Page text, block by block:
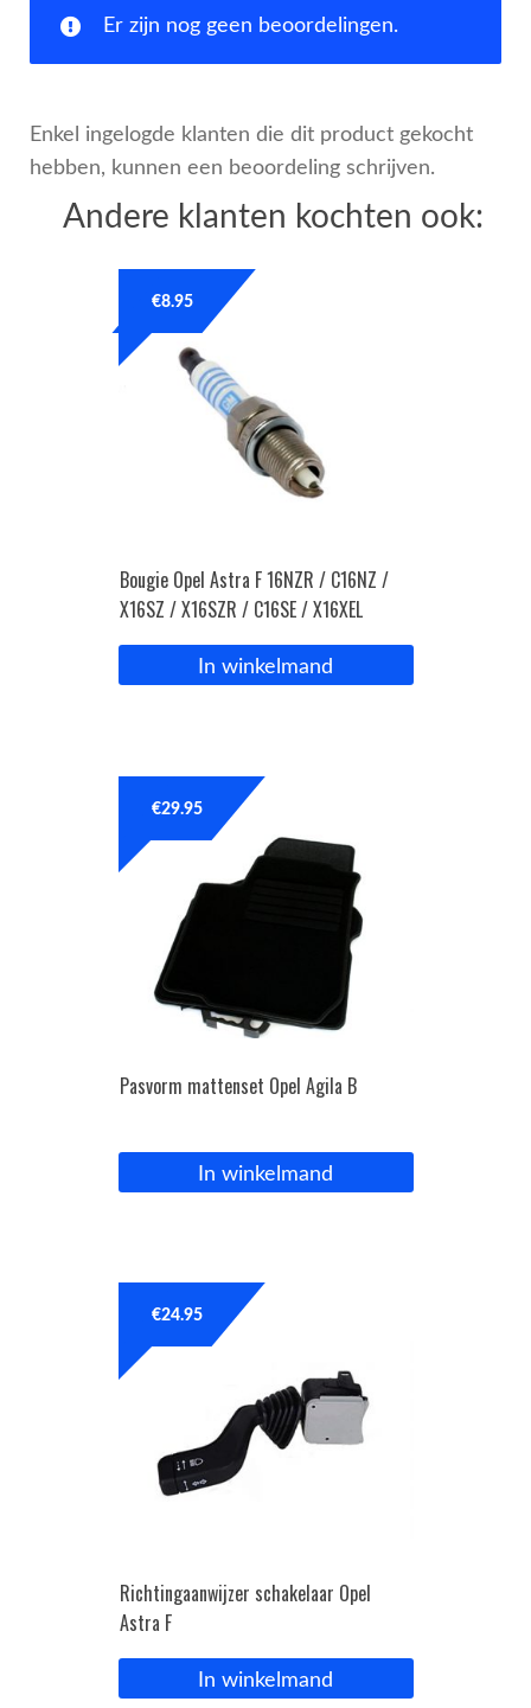
Er zijn nog geen beoordelingen.
Enkel ingelogde klanten die dit product gekocht
hebben, kunnen een beoordeling schrijven.
Andere klanten kochten ook:
Bougie Opel Astra F 16NZR / C16NZ /
X16SZ / X16SZR / C16SE / X16XEL
€8.95
In winkelmand
Pasvorm mattenset Opel Agila B
€29.95
In winkelmand
Richtingaanwijzer schakelaar Opel
Astra F
€24.95
In winkelmand